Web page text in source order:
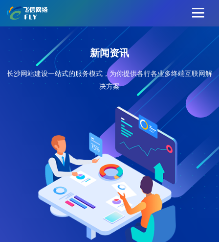
新闻资讯
长沙网站建设一站式的服务模式，为你提供各行各业多终端互联网解
决方案